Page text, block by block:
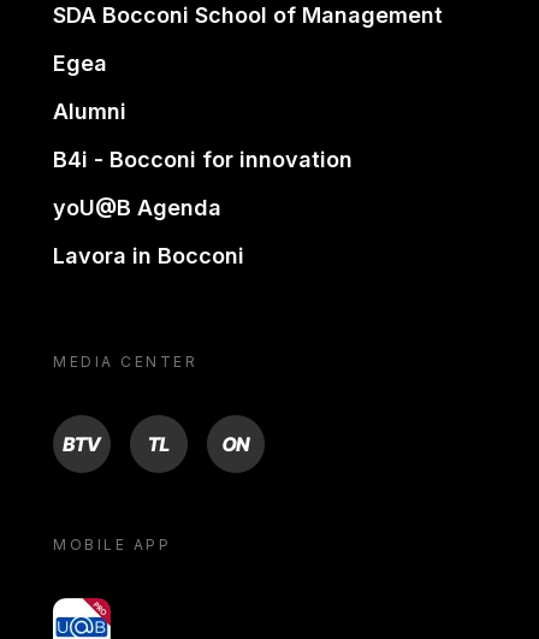
SDA Bocconi School of Management
Egea
Alumni
B4i - Bocconi for innovation
yoU@B Agenda
Lavora in Bocconi
MEDIA CENTER
BTV TL ON
MOBILE APP
yoU@B